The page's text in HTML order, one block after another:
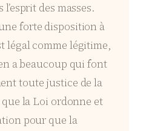
des masses.
forte disposition à
légal comme légitime,
a beaucoup qui font
toute justice de la
la Loi ordonne et
pour que la